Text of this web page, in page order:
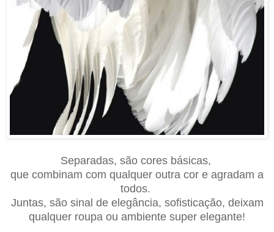
Separadas, são cores básicas,
que combinam com qualquer outra cor e agradam a
todos.
Juntas, são sinal de elegância, sofisticação, deixam
qualquer roupa ou ambiente super elegante!